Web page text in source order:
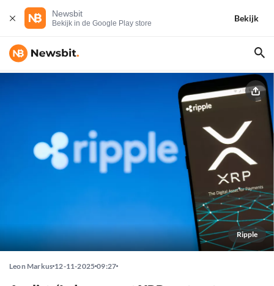
Newsbit
Bekijk in de Google Play store
Bekijk
Ripple
Leon Markus 12-11-2025 09:27